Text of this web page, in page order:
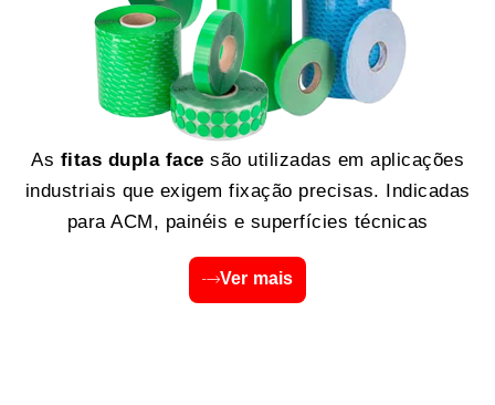
As fitas dupla face são utilizadas em aplicações
industriais que exigem fixação precisas. Indicadas
para ACM, painéis e superfícies técnicas
Ver mais